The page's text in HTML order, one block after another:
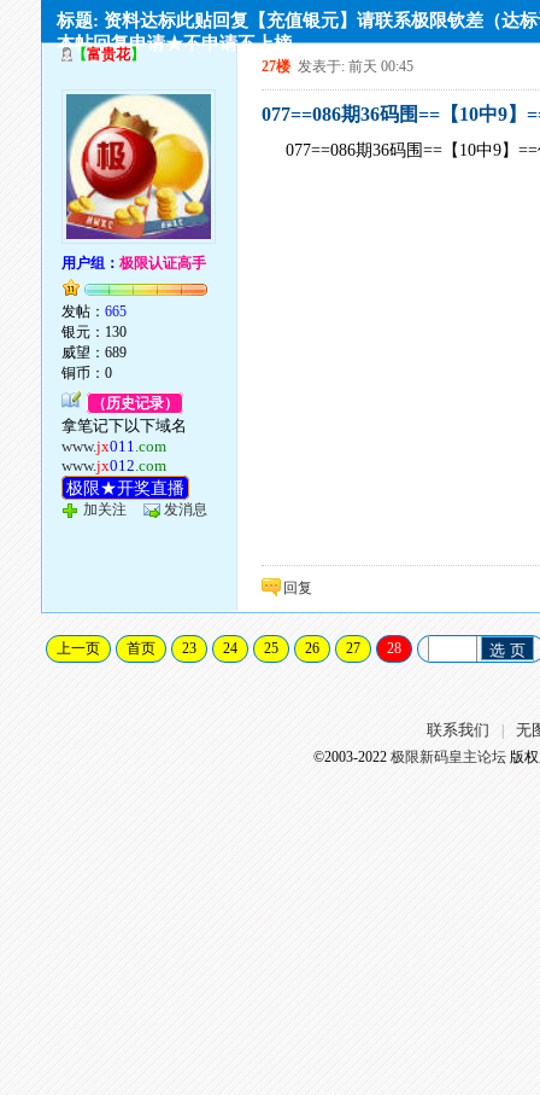
标题: 资料达标此贴回复【充值银元】请联系极限钦差（达
本帖回复申请★不申请不上榜
【富贵花】
用户组：极限认证高手
发帖：665
银元：130
威望：689
铜币：0
（历史记录）
拿笔记下以下域名
www.jx011.com
www.jx012.com
极限★开奖直播
加关注 发消息
27楼 发表于: 前天 00:45
077==086期36码围==【10中9】
077==086期36码围==【10中9】
回复
上一页 首页 23 24 25 26 27 28 选 页
联系我们 无
©2003-2022 极限新码皇主论坛版权